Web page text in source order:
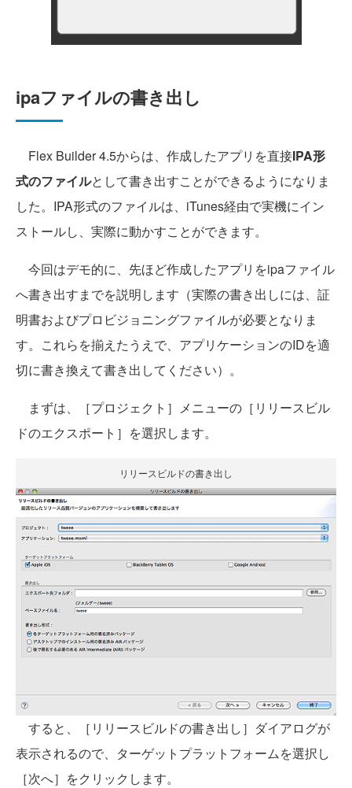
ipaファイルの書き出し
Flex Builder 4.5からは、作成したアプリを直接IPA形
式のファイルとして書き出すことができるようになりま
した。IPA形式のファイルは、iTunes経由で実機にイン
ストールし、実際に動かすことができます。
今回はデモ的に、先ほど作成したアプリをipaファイル
へ書き出すまでを説明します（実際の書き出しには、証
明書およびプロビジョニングファイルが必要となりま
す。これらを揃えたうえで、アプリケーションのIDを適
切に書き換えて書き出してください）。
まずは、［プロジェクト］メニューの［リリースビル
ドのエクスポート］を選択します。
リリースビルドの書き出し
すると、［リリースビルドの書き出し］ダイアログが
表示されるので、ターゲットプラットフォームを選択し
［次へ］をクリックします。